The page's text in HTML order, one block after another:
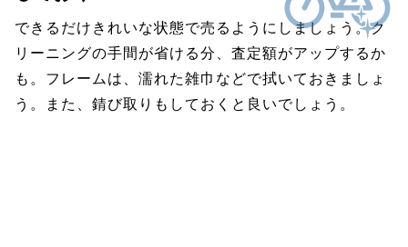
できるだけきれいな状態で売るようにしましょう。ク
リーニングの手間が省ける分、査定額がアップするか
も。フレームは、濡れた雑巾などで拭いておきましょ
う。また、錆び取りもしておくと良いでしょう。